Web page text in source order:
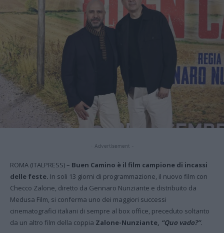
- Advertisement -
ROMA (ITALPRESS) – Buen Camino è il film campione di incassi
delle feste. In soli 13 giorni di programmazione, il nuovo film con
Checco Zalone, diretto da Gennaro Nunziante e distribuito da
Medusa Film, si conferma uno dei maggiori successi
cinematografici italiani di sempre al box office, preceduto soltanto
da un altro film della coppia Zalone-Nunziante, “Quo vado?”.